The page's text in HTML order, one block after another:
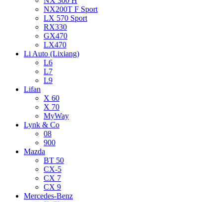
NX200T F Sport
LX 570 Sport
RX330
GX470
LX470
Li Auto (Lixiang)
L6
L7
L9
Lifan
X 60
X 70
MyWay
Lynk & Co
08
900
Mazda
BT 50
CX-5
CX 7
CX 9
Mercedes-Benz